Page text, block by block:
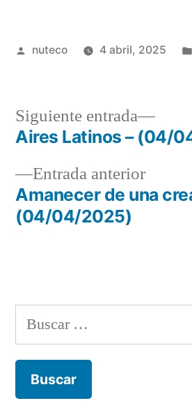
Publicada
nuteco 4 abril, 2025
Navegación
de
entradas
Entrada anteriorEntrada
Amanecer de una
(04/04/2025)
Siguiente entrada
Aires Latinos – (04/
Buscar: